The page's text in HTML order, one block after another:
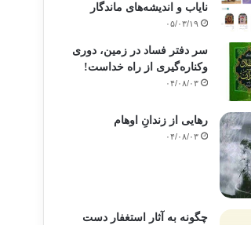
نایاب و اندیشه‌های ماندگار
۰۵/۰۳/۱۹
سر دفتر فساد در زمین‌، دوری
وکناره‌گیری از راه خداست‌!
۰۴/۰۸/۰۳
رهایی از زندانِ اوهام
۰۴/۰۸/۰۳
چگونه به آثار استغفار دست